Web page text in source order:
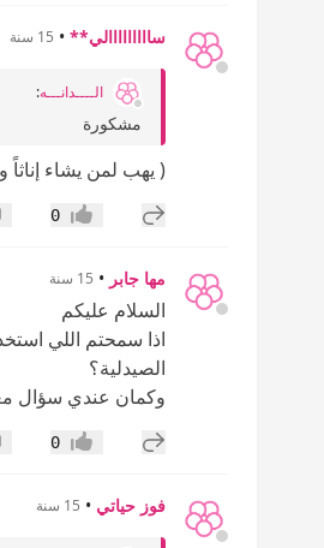
سااااااااالي** • 15 سنة
الــــدانـــه:
مشكورة
( يهب لمن يشاء
إضافة رد جديد
إعجاب0
مها جابر • 15 سنة
السلام عليكم
اذا سمحتم اللي
الصيدلية؟
وكمان عندي سؤال
إضافة رد جديد
إعجاب0
فوز حياتي • 15 سنة